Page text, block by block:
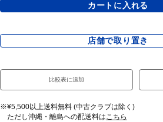
カートに入れる
店舗で取り置き
比較表に追加
※¥5,500以上送料無料 (中古クラブは除く)
ただし沖縄・離島への配送料はこちら